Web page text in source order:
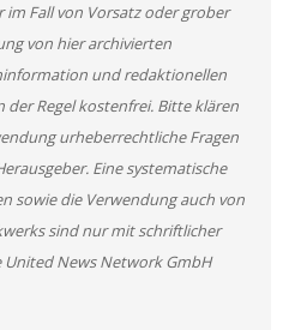
Fall von Vorsatz oder grober
von hier archivierten
und redaktionellen
der Regel kostenfrei. Bitte klären
urheberrechtliche Fragen
Eine systematische
sowie die Verwendung auch von
sind nur mit schriftlicher
News Network GmbH